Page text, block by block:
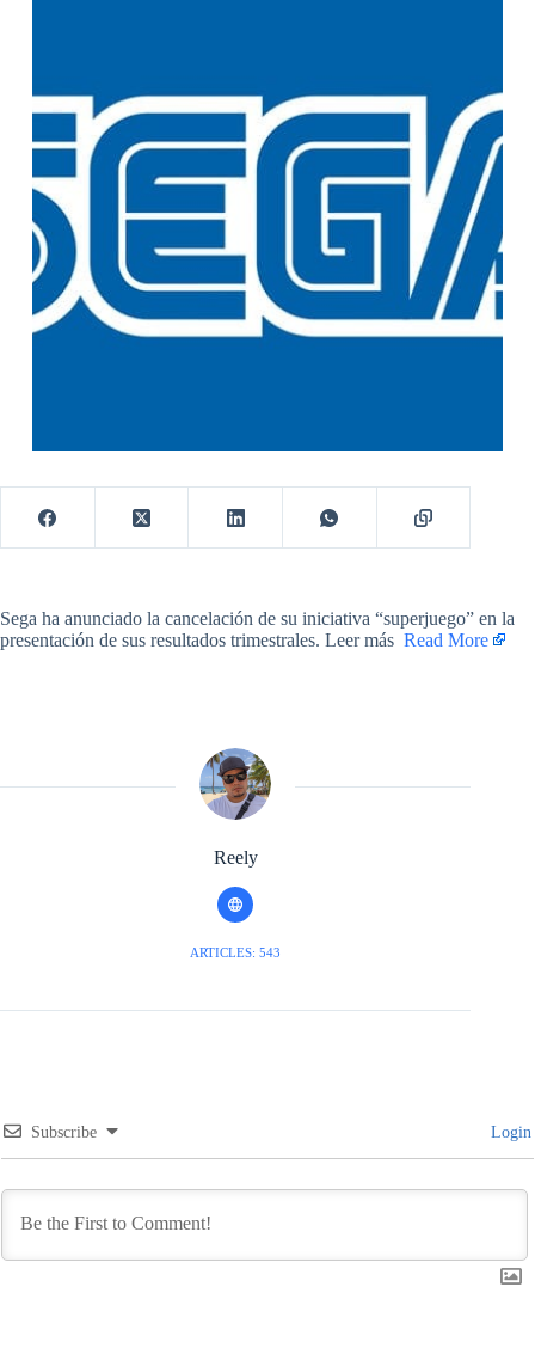
​Sega ha anunciado la cancelación de su iniciativa “superjuego” en la
presentación de sus resultados trimestrales. Leer más ​ Read More
Reely
ARTICLES: 543
Subscribe Login